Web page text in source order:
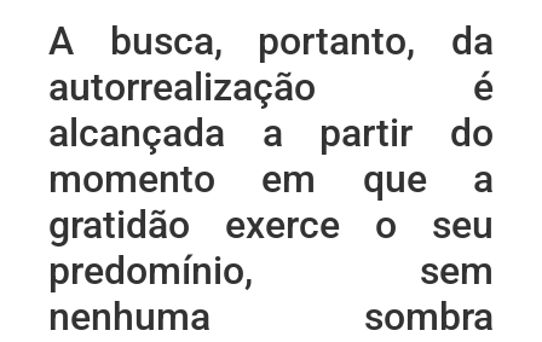
A busca, portanto, da
autorrealização é
alcançada a partir do
momento em que a
gratidão exerce o seu
predomínio, sem
nenhuma sombra